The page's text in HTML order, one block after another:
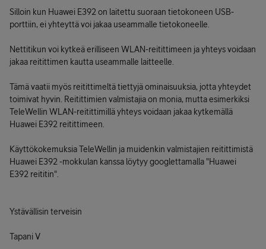
Silloin kun Huawei E392 on laitettu suoraan tietokoneen USB-
porttiin, ei yhteyttä voi jakaa useammalle tietokoneelle.
Nettitikun voi kytkeä erilliseen WLAN-reitittimeen ja yhteys voidaan
jakaa reitittimen kautta useammalle laitteelle.
Tämä vaatii myös reitittimeltä tiettyjä ominaisuuksia, jotta yhteydet
toimivat hyvin. Reitittimien valmistajia on monia, mutta esimerkiksi
TeleWellin WLAN-reitittimillä yhteys voidaan jakaa kytkemällä
Huawei E392 reitittimeen.
Käyttökokemuksia TeleWellin ja muidenkin valmistajien reitittimistä
Huawei E392 -mokkulan kanssa löytyy googlettamalla "Huawei
E392 reititin".
Ystävällisin terveisin
Tapani V